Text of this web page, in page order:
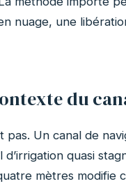
nuage, une
du
pas. Un canal de
d’irrigation quasi
mètres